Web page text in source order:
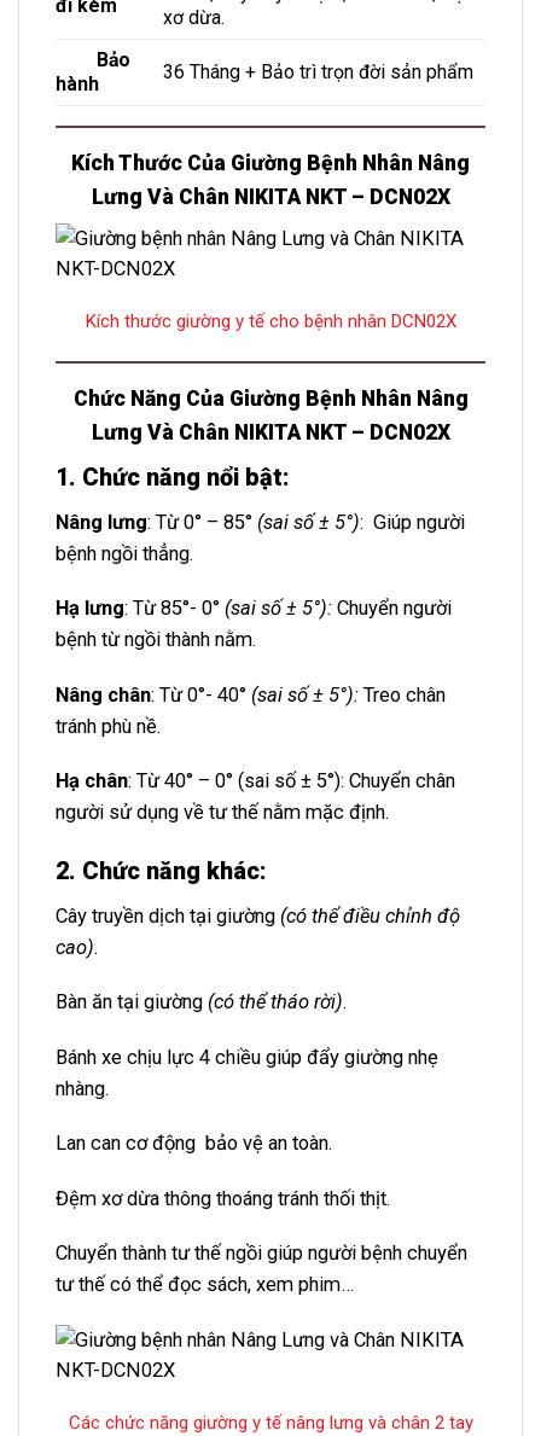
đi kèm
xơ dừa.
Bảo
hành
36 Tháng + Bảo trì trọn đời sản phẩm
Kích Thước Của Giường Bệnh Nhân Nâng
Lưng Và Chân NIKITA NKT – DCN02X
Kích thước giường y tế cho bệnh nhân DCN02X
Chức Năng Của Giường Bệnh Nhân Nâng
Lưng Và Chân NIKITA NKT – DCN02X
1. Chức năng nổi bật:
Nâng lưng: Từ 0° – 85° (sai số ± 5°): Giúp người
bệnh ngồi thẳng.
Hạ lưng: Từ 85°- 0° (sai số ± 5°): Chuyển người
bệnh từ ngồi thành nằm.
Nâng chân: Từ 0°- 40° (sai số ± 5°):Treo chân
tránh phù nề.
Hạ chân: Từ 40° – 0° (sai số ± 5°): Chuyển chân
người sử dụng về tư thế nằm mặc định.
2. Chức năng khác:
Cây truyền dịch tại giường (có thể điều chỉnh độ
cao).
Bàn ăn tại giường (có thể tháo rời).
Bánh xe chịu lực 4 chiều giúp đẩy giường nhẹ
nhàng.
Lan can cơ động bảo vệ an toàn.
Đệm xơ dừa thông thoáng tránh thối thịt.
Chuyển thành tư thế ngồi giúp người bệnh chuyển
tư thế có thể đọc sách, xem phim…
Các chức năng giường y tế nâng lưng và chân 2 tay